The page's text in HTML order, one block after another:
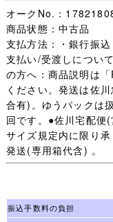
・【 評価：新規の方
評価新規の方は［責
に質問欄からお約束
(「 入札します 」だ
が入札をお取り消し
未連絡 未入金 キャン
に困っています。
（いたずら落札は随
一部の方のために誠
オークNo.：
商品状態：中古品
支払方法：・銀行振
支払い/受渡しについ
の方へ：商品説明は
ください。発送は佐
合有)。ゆうパックは
回です。●佐川宅配便
サイズ規定内に限り
発送(専用箱代含) 。
振込手数料の負担